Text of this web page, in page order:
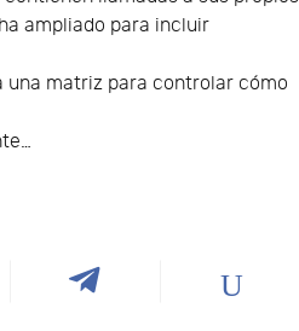
ampliado para incluir
una matriz para controlar cómo